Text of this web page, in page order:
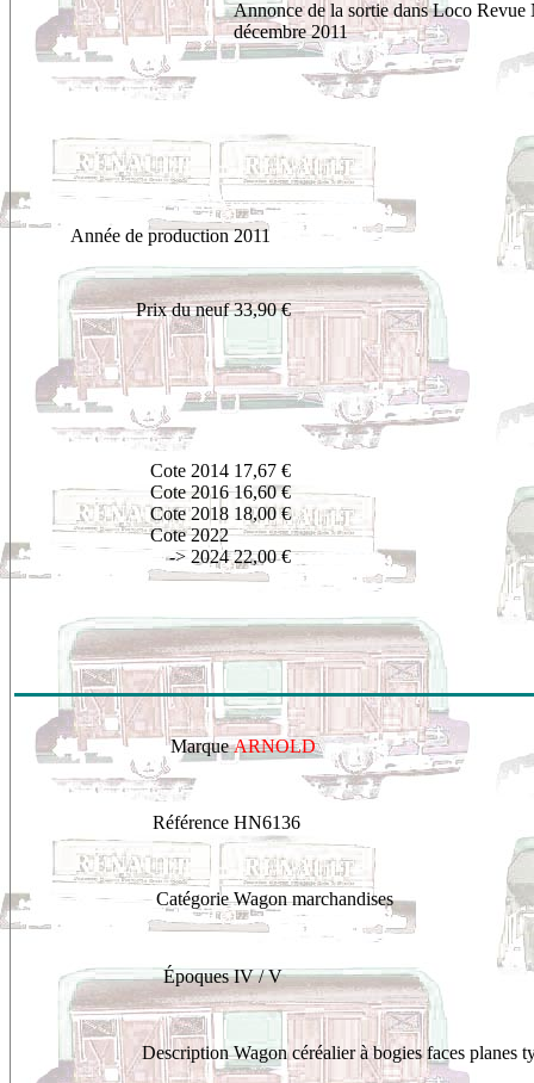
Annonce de la sortie dans Loco Revue
décembre 2011
Année de production 2011
Prix du neuf 33,90 €
Cote 2014
Cote 2016
Cote 2018
Cote 2022
-> 2024
17,67 €
16,60 €
18,00 €
22,00 €
Marque ARNOLD
Référence HN6136
Catégorie Wagon marchandises
Époques IV / V
Description Wagon céréalier à bogies faces planes